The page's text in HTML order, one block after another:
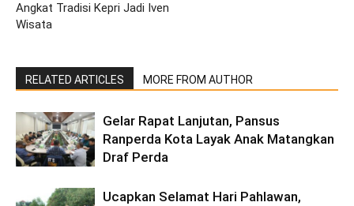
Angkat Tradisi Kepri Jadi Iven
Wisata
RELATED ARTICLES MORE FROM AUTHOR
Gelar Rapat Lanjutan, Pansus
Ranperda Kota Layak Anak Matangkan
Draf Perda
Ucapkan Selamat Hari Pahlawan,